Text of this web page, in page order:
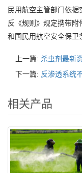
民用航空主管部门依
反《规则》规定携带
和国民用航空安全保卫
上一篇: 杀虫剂最新
下一篇: 反渗透系统
相关产品